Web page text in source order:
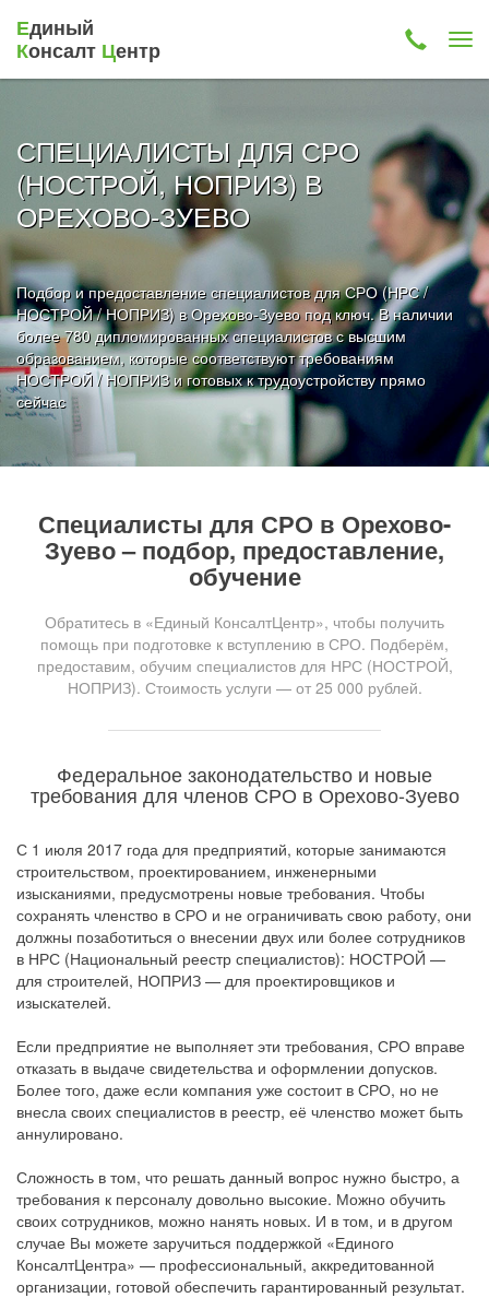
Единый
Консалт Центр
СПЕЦИАЛИСТЫ ДЛЯ СРО
(НОСТРОЙ, НОПРИЗ) В
ОРЕХОВО-ЗУЕВО
Подбор и предоставление специалистов для СРО (НРС /
НОСТРОЙ / НОПРИЗ) в Орехово-Зуево под ключ. В наличии
более 780 дипломированных специалистов с высшим
образованием, которые соответствуют требованиям
НОСТРОЙ / НОПРИЗ и готовых к трудоустройству прямо
сейчас
Специалисты для СРО в Орехово-
Зуево – подбор, предоставление,
обучение
Обратитесь в «Единый КонсалтЦентр», чтобы получить
помощь при подготовке к вступлению в СРО. Подберём,
предоставим, обучим специалистов для НРС (НОСТРОЙ,
НОПРИЗ). Стоимость услуги — от 25 000 рублей.
Федеральное законодательство и новые
требования для членов СРО в Орехово-Зуево
С 1 июля 2017 года для предприятий, которые занимаются
строительством, проектированием, инженерными
изысканиями, предусмотрены новые требования. Чтобы
сохранять членство в СРО и не ограничивать свою работу, они
должны позаботиться о внесении двух или более сотрудников
в НРС (Национальный реестр специалистов): НОСТРОЙ —
для строителей, НОПРИЗ — для проектировщиков и
изыскателей.
Если предприятие не выполняет эти требования, СРО вправе
отказать в выдаче свидетельства и оформлении допусков.
Более того, даже если компания уже состоит в СРО, но не
внесла своих специалистов в реестр, её членство может быть
аннулировано.
Сложность в том, что решать данный вопрос нужно быстро, а
требования к персоналу довольно высокие. Можно обучить
своих сотрудников, можно нанять новых. И в том, и в другом
случае Вы можете заручиться поддержкой «Единого
КонсалтЦентра» — профессиональный, аккредитованной
организации, готовой обеспечить гарантированный результат.